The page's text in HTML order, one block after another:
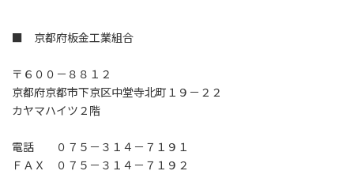
■ 京都府板金工業組合
〒６００－８８１２
京都府京都市下京区中堂寺北町１９－２２
カヤマハイツ２階
電話 ０７５－３１４－７１９１
ＦＡＸ ０７５－３１４－７１９２